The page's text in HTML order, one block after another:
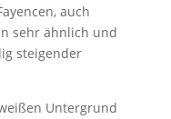
auch
sehr ähnlich und
steigender
Untergrund